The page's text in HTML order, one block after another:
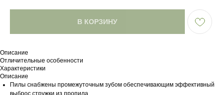
В КОРЗИНУ
Описание
Отличительные особенности
Характеристики
Описание
Пилы снабжены промежуточным зубом обеспечивающим эффективный